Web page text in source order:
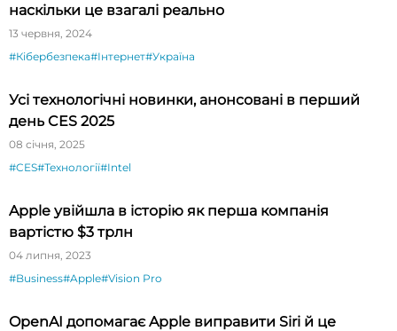
наскільки це взагалі реально
13 червня, 2024
#Кібербезпека#Інтернет#Україна
Усі технологічні новинки, анонсовані в перший
день CES 2025
08 січня, 2025
#CES#Технології#Intel
Apple увійшла в історію як перша компанія
вартістю $3 трлн
04 липня, 2023
#Business#Apple#Vision Pro
OpenAI допомагає Apple виправити Siri й це